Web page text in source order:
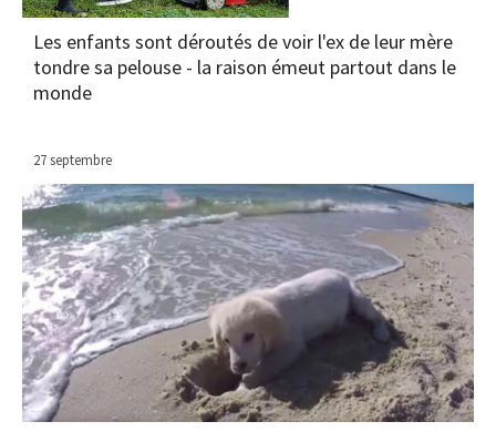
Les enfants sont déroutés de voir l'ex de leur mère
tondre sa pelouse - la raison émeut partout dans le
monde
27 septembre